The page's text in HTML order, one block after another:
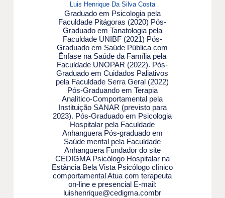
Luis Henrique Da Silva Costa
Graduado em Psicologia pela
Faculdade Pitágoras (2020) Pós-
Graduado em Tanatologia pela
Faculdade UNIBF (2021) Pós-
Graduado em Saúde Pública com
Ênfase na Saúde da Família pela
Faculdade UNOPAR (2022). Pós-
Graduado em Cuidados Paliativos
pela Faculdade Serra Geral (2022)
Pós-Graduando em Terapia
Analítico-Comportamental pela
Instituição SANAR (previsto para
2023). Pós-Graduado em Psicologia
Hospitalar pela Faculdade
Anhanguera Pós-graduado em
Saúde mental pela Faculdade
Anhanguera Fundador do site
CEDIGMA Psicólogo Hospitalar na
Estância Bela Vista Psicólogo clínico
comportamental Atua com terapeuta
on-line e presencial E-mail:
luishenrique@cedigma.combr